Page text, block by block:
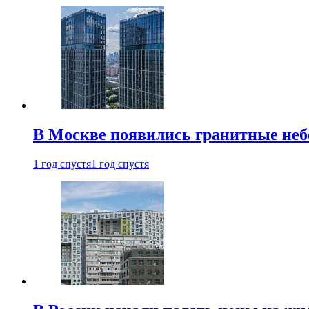
В Москве появились гранитные
1 год спустя1 год спустя